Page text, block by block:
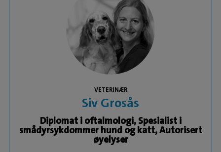
VETERINÆR
Siv Grosås
Diplomat i oftalmologi, Spesialist i
smådyrsykdommer hund og katt, Autorisert
øyelyser